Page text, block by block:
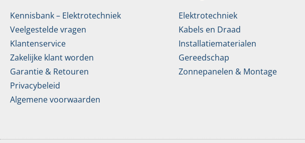
Kennisbank – Elektrotechniek
Veelgestelde vragen
Klantenservice
Zakelijke klant worden
Garantie & Retouren
Privacybeleid
Algemene voorwaarden
Elektrotechniek
Kabels en Draad
Installatiematerialen
Gereedschap
Zonnepanelen & Montage